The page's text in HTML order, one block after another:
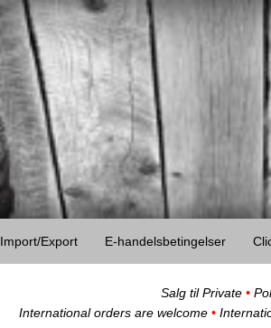
Import/Export E-handelsbetingelser
Salg til Private •
International orders are welcome •